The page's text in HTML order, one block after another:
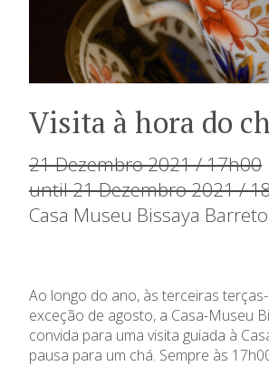
Visita à hora do
21 Dezembro 2021 / 17h00
until 21 Dezembro 2021 /
Casa Museu Bissaya Barreto
Ao longo do ano, às terceiras
exceção de agosto, a Casa-Museu
convida para uma visita guiada à
pausa para um chá. Sempre às